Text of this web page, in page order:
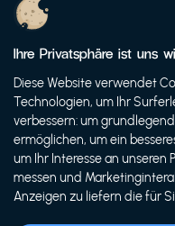
Datenschutz
Nutzungsbedingungen
© 2021 FutureBens GmbH
Ihre Privatsphäre ist uns
Diese Website verwendet
Technologien, um Ihr
verbessern: um
ermöglichen, um ein
um Ihr Interesse an unseren
messen und
Anzeigen zu liefern die für